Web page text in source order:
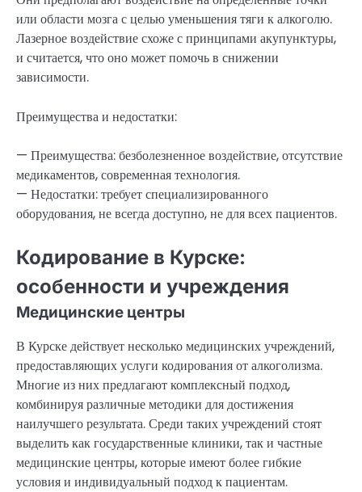
или области мозга с целью уменьшения тяги к алкоголю.
Лазерное воздействие схоже с принципами акупунктуры,
и считается, что оно может помочь в снижении
зависимости.
Преимущества и недостатки:
— Преимущества: безболезненное воздействие, отсутствие
медикаментов, современная технология.
— Недостатки: требует специализированного
оборудования, не всегда доступно, не для всех пациентов.
Кодирование в Курске:
особенности и учреждения
Медицинские центры
В Курске действует несколько медицинских учреждений,
предоставляющих услуги кодирования от алкоголизма.
Многие из них предлагают комплексный подход,
комбинируя различные методики для достижения
наилучшего результата. Среди таких учреждений стоят
выделить как государственные клиники, так и частные
медицинские центры, которые имеют более гибкие
условия и индивидуальный подход к пациентам.